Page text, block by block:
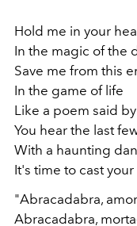
Hold me in your
In the magic of the
Save me from this
In the game of life
Like a poem said
You hear the last
With a haunting
It's time to cast
"Abracadabra,
Abracadabra,